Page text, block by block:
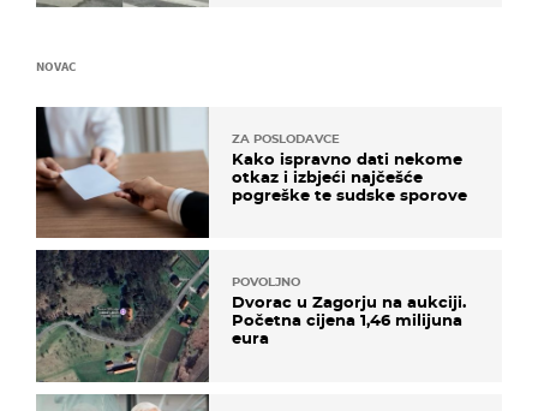
NOVAC
ZA POSLODAVCE
Kako ispravno dati nekome
otkaz i izbjeći najčešće
pogreške te sudske sporove
POVOLJNO
Dvorac u Zagorju na aukciji.
Početna cijena 1,46 milijuna
eura